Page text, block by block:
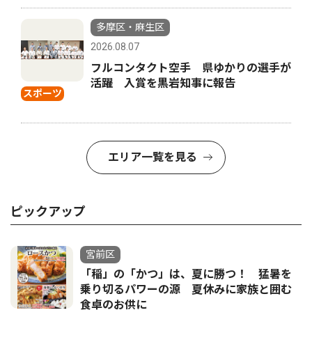
スポーツ
多摩区・麻生区
2026.08.07
フルコンタクト空手 県ゆかりの選手が
活躍 入賞を黒岩知事に報告
エリア一覧を見る
ピックアップ
宮前区
「稲」の「かつ」は、夏に勝つ！ 猛暑を
乗り切るパワーの源 夏休みに家族と囲む
食卓のお供に